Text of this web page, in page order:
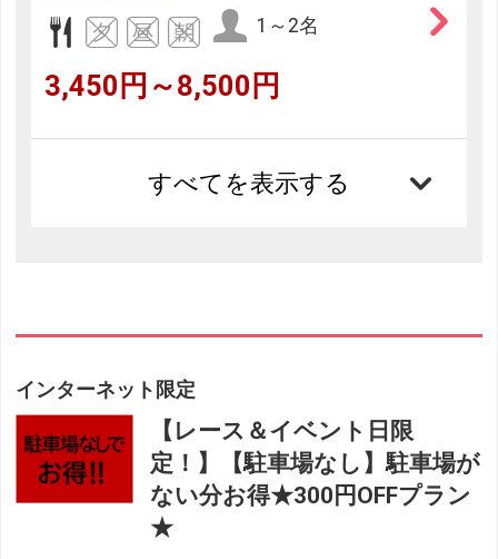
1～2名
3,450円～8,500円
すべてを表示する
インターネット限定
【レース＆イベント日限
定！】【駐車場なし】駐車場が
ない分お得★300円OFFプラン
★